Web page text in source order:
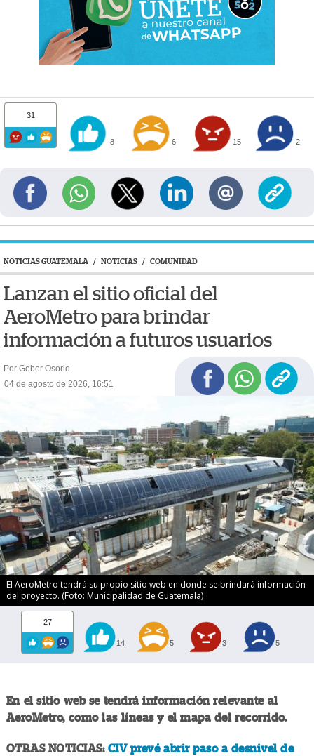
31
8 6 15 2
NOTICIAS GUATEMALA / NOTICIAS / COMUNIDAD
Lanzan el sitio oficial del
AeroMetro para brindar
información a futuros usuarios
Por Geber Osorio
04 de agosto de 2026, 16:51
El AeroMetro tendrá su propio sitio web en donde se brindará información
del proyecto. (Foto: Municipalidad de Guatemala)
27
14 5 3 5
En el sitio web se tendrá información relevante al
AeroMetro, como las líneas y el mapa del recorrido.
OTRAS NOTICIAS: CIV prevé abrir paso a desnivel de